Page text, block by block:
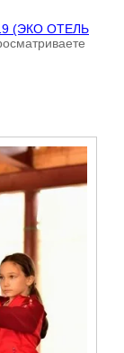
(ЭКО ОТЕЛЬ